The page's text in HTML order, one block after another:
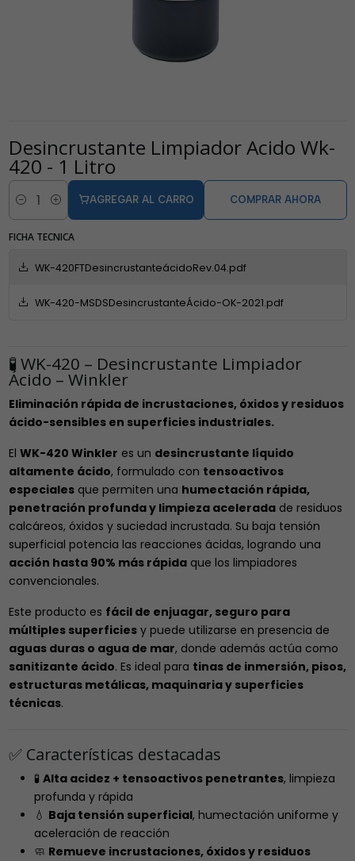
Desincrustante Limpiador Acido Wk-
420 - 1 Litro
Cantidad
AGREGAR AL CARRO COMPRAR AHORA
FICHA TECNICA
WK-420FTDesincrustanteácidoRev.04.pdf
WK-420-MSDSDesincrustanteÁcido-OK-2021.pdf
🧪 WK-420 – Desincrustante Limpiador
Ácido – Winkler
Eliminación rápida de incrustaciones, óxidos y residuos
ácido-sensibles en superficies industriales.
El WK-420 Winkler es un desincrustante líquido
altamente ácido, formulado con tensoactivos
especialesque permiten una humectación rápida,
penetración profunda y limpieza aceleradade residuos
calcáreos, óxidos y suciedad incrustada. Su baja tensión
superficial potencia las reacciones ácidas, logrando una
acción hasta 90% más rápidaque los limpiadores
convencionales.
Este producto es fácil de enjuagar, seguro para
múltiples superficiesy puede utilizarse en presencia de
aguas duras o agua de mar, donde además actúa como
sanitizante ácido. Es ideal para tinas de inmersión, pisos,
estructuras metálicas, maquinaria y superficies
técnicas.
✅ Características destacadas
🧪 Alta acidez + tensoactivos penetrantes, limpieza
profunda y rápida
💧 Baja tensión superficial, humectación uniforme y
aceleración de reacción
🧼 Remueve incrustaciones, óxidos y residuos